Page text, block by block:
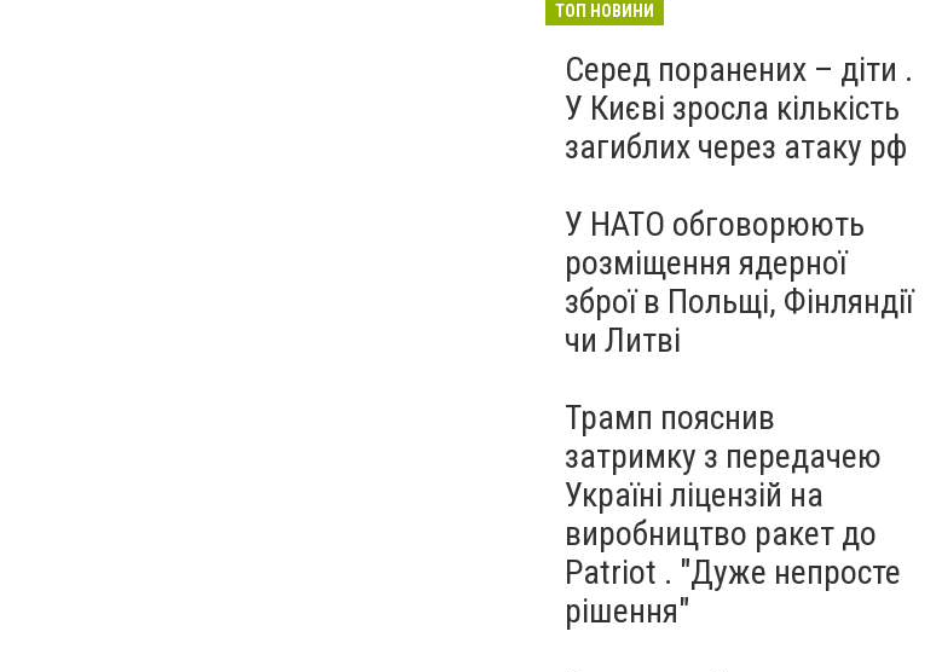
ТОП НОВИНИ
Серед поранених – діти .
У Києві зросла кількість
загиблих через атаку рф
У НАТО обговорюють
розміщення ядерної
зброї в Польщі, Фінляндії
чи Литві
Трамп пояснив
затримку з передачею
Україні ліцензій на
виробництво ракет до
Patriot . "Дуже непросте
рішення"